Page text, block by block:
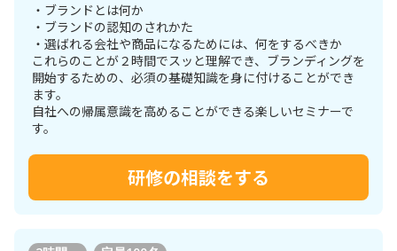
・ブランドとは何か
・ブランドの認知のされかた
・選ばれる会社や商品になるためには、何をするべきか
これらのことが２時間でスッと理解でき、ブランディングを
開始するための、必須の基礎知識を身に付けることができ
ます。
自社への帰属意識を高めることができる楽しいセミナーで
す。
研修の相談をする